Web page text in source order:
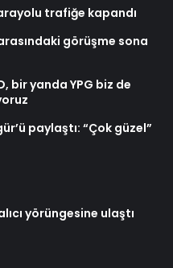
trafiğe kapandı
görüşme sona
bir yanda YPG biz de
paylaştı: “Çok güzel”
yörüngesine ulaştı